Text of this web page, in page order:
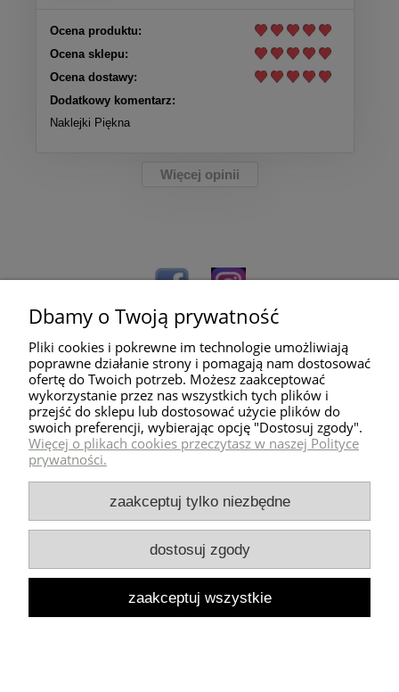
Ocena produktu:
Ocena sklepu:
Ocena dostawy:
Dodatkowy komentarz:
Naklejki Piękna
Więcej opinii
Pomoc
Moje konto
Zwroty i reklamacje
Milli Home
Dbamy o Twoją prywatność
Pliki cookies i pokrewne im technologie umożliwiają
poprawne działanie strony i pomagają nam dostosować
ofertę do Twoich potrzeb. Możesz zaakceptować
wykorzystanie przez nas wszystkich tych plików i
przejść do sklepu lub dostosować użycie plików do
swoich preferencji, wybierając opcję "Dostosuj zgody".
Więcej o plikach cookies przeczytasz w naszej Polityce
prywatności.
zaakceptuj tylko niezbędne
dostosuj zgody
zaakceptuj wszystkie